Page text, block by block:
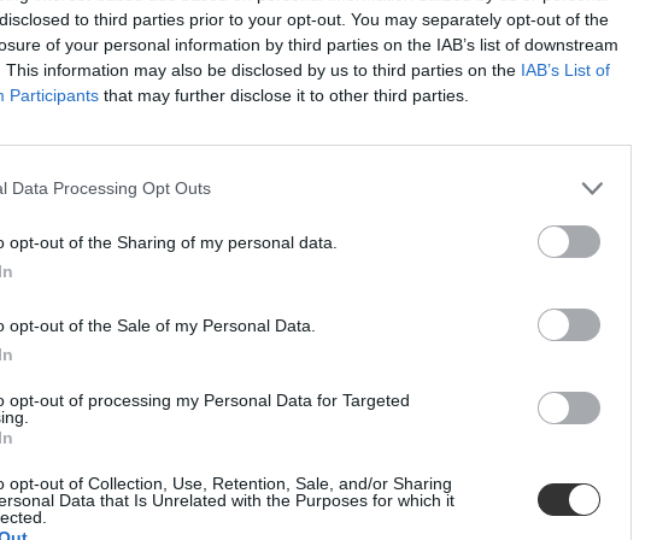
to third parties prior to your opt-out. You may separately opt-out of the
of your personal information by third parties on the IAB’s list of downstream
This information may also be disclosed by us to third parties on the IAB’s List of
Participants that may further disclose it to other third parties.
Data Processing Opt Outs
opt-out of the Sharing of my personal data.
opt-out of the Sale of my Personal Data.
opt-out of processing my Personal Data for Targeted
opt-out of Collection, Use, Retention, Sale, and/or Sharing
Data that Is Unrelated with the Purposes for which it
mesterképzését, méghozzá angolul
gyorsabban elvégezhető mesterszakot indítanak majd ősztől.
lehetőségek közül válogathatnak a felvételizők
nemzetközi karriert terveznek, vagy egész egyszerűen angol nyelven
ha nem érik be a "sima" egyetemi oktatással - de mindezért nem szeretnének